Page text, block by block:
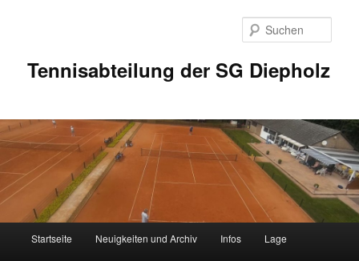
Tennisabteilung der SG Diepholz
Startseite Neuigkeiten und Archiv Infos Lage